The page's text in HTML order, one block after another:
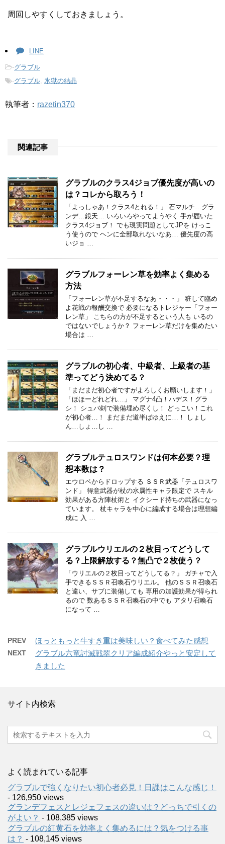
周回しやすくしておきましょう。
LINE
-グラブル
-グラブル 氷獄の結晶
執筆者： razetin370
関連記事
グラブルのクラス4ジョブ優先度が高いの
は？コレから取ろう！
「よっしゃあ！クラス4とれる！」 石マルチ…グラ
ンデ…銀天… いろいろやってようやく 手が届いた
クラス4ジョブ！ でも現実問題としてJPを けっこ
う使うので ヘンに全部取れないなあ… 優先度の高
いジョ …
グラブルフォーレン草を効率よく集める
方法
「フォーレン草が不足するなあ・・・」 粧して臨め
よ花戦の報酬交換で 必要になるトレジャー「フォー
レン草」 こちらの方が不足するという人も いるの
ではないでしょうか？ フォーレン草だけを集めたい
場合は …
グラブルの初心者、中級者、上級者の基
準ってどう決めてる？
「まだまだ初心者ですがよろしくお願いします！」
「ほほーどれどれ…」 マグナ4凸！ハデス！グラ
シ！ シュバ剣で装備埋め尽くし！ どっこい！これ
が初心者…！ まだまだ道半ばゆえに…！ しょし
ん…しょ…し …
グラブルテュロスワンドは何本必要？理
想本数は？
エウロペからドロップする ＳＳＲ武器「テュロスワ
ンド」 得意武器が杖の水属性キャラ限定で スキル
効果がある方陣杖術と イクシード持ちの武器になっ
ています。 杖キャラを中心に編成する場合は理想編
成に 入 …
グラブルウリエルの２枚目ってどうして
る？上限解放する？無凸で２枚使う？
「ウリエルの２枚目ってどうしてる？」 ガチャで入
手できるＳＳＲ召喚石ウリエル。 他のＳＳＲ召喚石
と違い、サブに装備しても 専用の加護効果が得られ
るので 数あるＳＳＲ召喚石の中でも アタリ召喚石
になって …
PREV ほっともっと牛すき重は美味しい？食べてみた感想
NEXT
グラブル六竜討滅戦翠クリア編成紹介やっと安定して
きました
サイト内検索
よく読まれている記事
グラブルで強くなりたい初心者必見！日課はこんな感じ！
- 126,950 views
グランデフェスとレジェフェスの違いは？どっちで引くの
がよい？ - 108,385 views
グラブルの紅黄石を効率よく集めるには？気をつける事
は？ - 108,145 views